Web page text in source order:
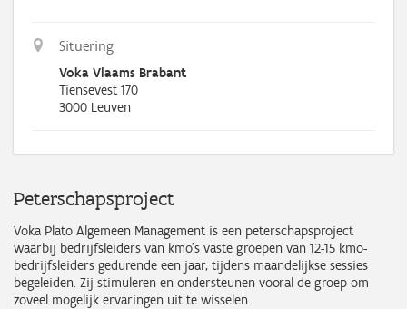
Situering
Voka Vlaams Brabant
Tiensevest 170
3000 Leuven
Peterschapsproject
Voka Plato Algemeen Management is een peterschapsproject
waarbij bedrijfsleiders van kmo's vaste groepen van 12-15 kmo-
bedrijfsleiders gedurende een jaar, tijdens maandelijkse sessies
begeleiden. Zij stimuleren en ondersteunen vooral de groep om
zoveel mogelijk ervaringen uit te wisselen.